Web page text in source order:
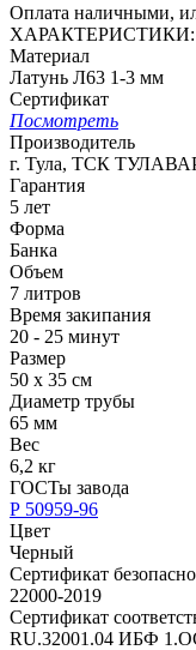
Оплата наличными,
ХАРАКТЕРИСТИКИ:
Материал
Латунь Л63 1-3 мм
Сертификат
Посмотреть
Производитель
г. Тула, ТСК
Гарантия
5 лет
Форма
Банка
Объем
7 литров
Время закипания
20 - 25 минут
Размер
50 х 35 см
Диаметр трубы
65 мм
Вес
6,2 кг
ГОСТы завода
Р 50959-96
Цвет
Черный
Сертификат
22000-2019
Сертификат
RU.32001.04 ИБФ